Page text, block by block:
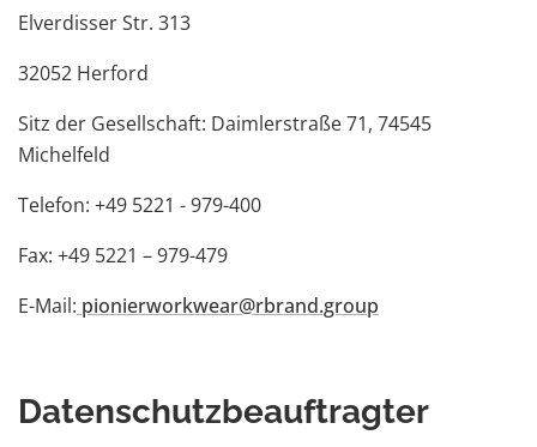
Elverdisser Str. 313
32052 Herford
Sitz der Gesellschaft: Daimlerstraße 71, 74545
Michelfeld
Telefon: +49 5221 - 979-400
Fax: +49 5221 – 979-479
E-Mail: pionierworkwear@rbrand.group
Datenschutzbeauftragter